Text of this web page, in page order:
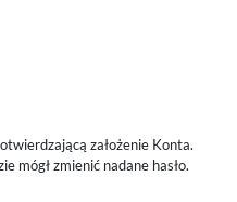
założenie Konta.
mógł zmienić nadane hasło.